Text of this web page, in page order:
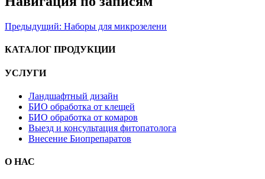
Предыдущий: Наборы для микрозелени
КАТАЛОГ ПРОДУКЦИИ
УСЛУГИ
Ландшафтный дизайн
БИО обработка от клещей
БИО обработка от комаров
Выезд и консультация фитопатолога
Внесение Биопрепаратов
О НАС